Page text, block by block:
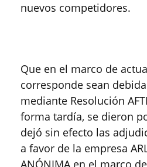
nuevos competidores.
Que en el marco de
corresponde sean
mediante Resolución
forma tardía, se dieron
dejó sin efecto las
a favor de la empresa
ANÓNIMA en el marco